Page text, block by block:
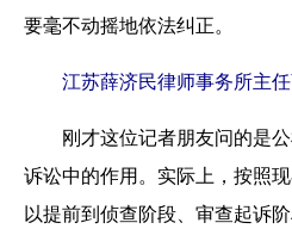
要毫不动摇地依法纠正。
江苏薛济民律师事务所主任
刚才这位记者朋友问的是公
诉讼中的作用。实际上，按照
以提前到侦查阶段、审查起诉